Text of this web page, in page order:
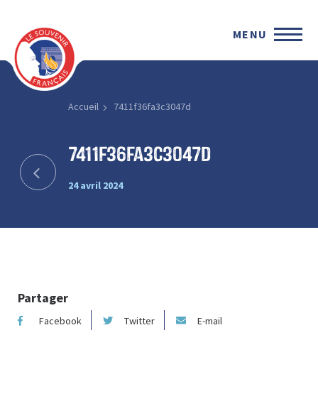
MENU
Accueil 7411f36fa3c3047d
7411f36fa3c3047d
24 avril 2024
Partager
Facebook Twitter E-mail